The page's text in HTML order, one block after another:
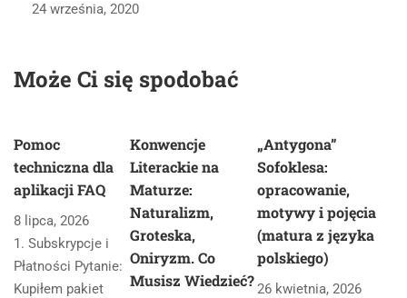
24 września, 2020
Może Ci się spodobać
Pomoc
techniczna dla
aplikacji FAQ
8 lipca, 2026
1. Subskrypcje i
Płatności Pytanie:
Kupiłem pakiet
Konwencje
Literackie na
Maturze:
Naturalizm,
Groteska,
Oniryzm. Co
Musisz Wiedzieć?
„Antygona”
Sofoklesa:
opracowanie,
motywy i pojęcia
(matura z języka
polskiego)
26 kwietnia, 2026